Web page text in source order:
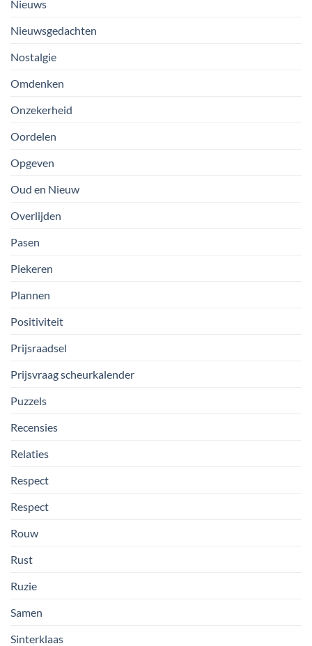
Nieuws
Nieuwsgedachten
Nostalgie
Omdenken
Onzekerheid
Oordelen
Opgeven
Oud en Nieuw
Overlijden
Pasen
Piekeren
Plannen
Positiviteit
Prijsraadsel
Prijsvraag scheurkalender
Puzzels
Recensies
Relaties
Respect
Respect
Rouw
Rust
Ruzie
Samen
Sinterklaas